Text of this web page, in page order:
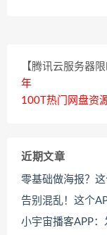
【腾讯云服务器限
年
100T热门网盘资
近期文章
零基础做海报？这
告别混乱！这个
小宇宙播客APP